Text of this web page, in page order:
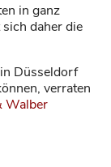
in ganz
daher die
Düsseldorf
verraten
Walber